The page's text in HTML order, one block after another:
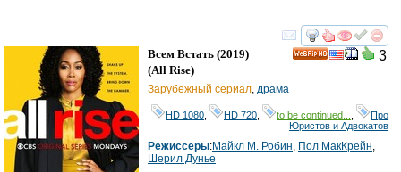
смотреть
3
Всем Встать (2019)
(All Rise)
Зарубежный сериал драма
HD 1080 HD 720 to be continued...
Про
Юристов и Адвокатов
Режиссеры:Майкл М. Робин Пол МакКрейн
Шерил Дунье